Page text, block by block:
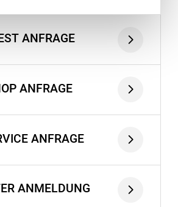
ANFRAGE
ANFRAGE
ANFRAGE
ANMELDUNG
Newsletters und folgen Sie den
gilt unsere
ABONNIEREN